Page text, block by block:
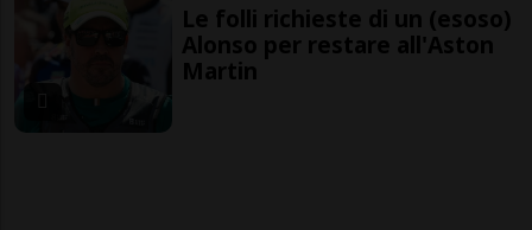
Le folli richieste di un (esoso)
Alonso per restare all'Aston
Martin